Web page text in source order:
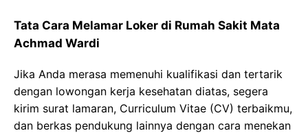
Tata Cara Melamar Loker di Rumah Sakit Mata
Achmad Wardi
Jika Anda merasa memenuhi kualifikasi dan tertarik
dengan lowongan kerja kesehatan diatas, segera
kirim surat lamaran, Curriculum Vitae (CV) terbaikmu,
dan berkas pendukung lainnya dengan cara menekan